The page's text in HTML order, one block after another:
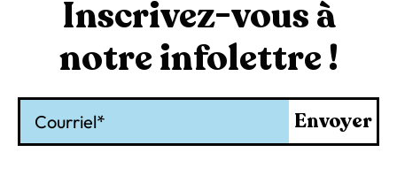
Inscrivez-vous à
notre infolettre !
Envoyer